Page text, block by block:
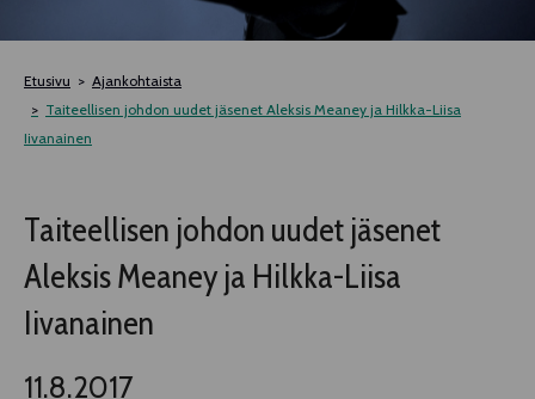
TELTTALAB
OFF TAMPERE
MUU OHJELMISTO
Etusivu
Ajankohtaista
Taiteellisen johdon uudet jäsenet Aleksis Meaney ja Hilkka-Liisa
Iivanainen
Taiteellisen johdon uudet jäsenet
Aleksis Meaney ja Hilkka-Liisa
Iivanainen
11.8.2017